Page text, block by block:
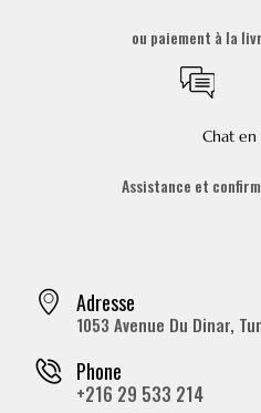
ou paiement à la
Chat en
Assistance et
Adresse
1053 Avenue Du Dinar,
Phone
+216 29 533 214